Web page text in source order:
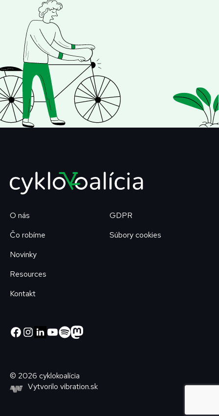
O nás
Čo robíme
Novinky
Resources
Kontakt
GDPR
Súbory cookies
© 2026 cyklokoalícia
Vytvorilo vibration.sk